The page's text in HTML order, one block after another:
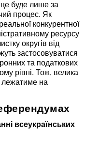
буде лише за
процес. Як
конкурентної
ресурсу
округів від
застосовуватися
та податкових
рівні. Тож, велика
лежатиме на
всеукраїнських